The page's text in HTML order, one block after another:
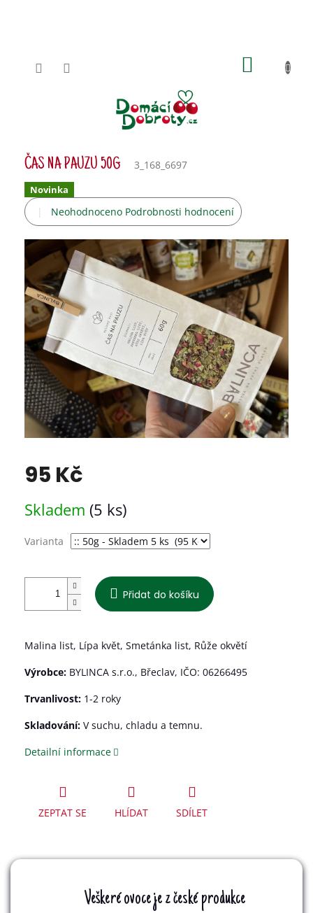
ČAS NA PAUZU 50G 3_168_6697
Novinka
Průměrné
hodnocení
produktu
je
z
5
hvězdiček.
Neohodnoceno Podrobnosti hodnocení
95 Kč
cena:
Skladem (5 ks)
Varianta
Přidat do košíku
Malina list, Lípa květ, Smetánka list, Růže okvětí
Výrobce: BYLINCA s.r.o., Břeclav, IČO: 06266495
Trvanlivost: 1-2 roky
Skladování: V suchu, chladu a temnu.
Detailní informace
ZEPTAT SE HLÍDAT SDÍLET
Veškeré ovoce je z české produkce